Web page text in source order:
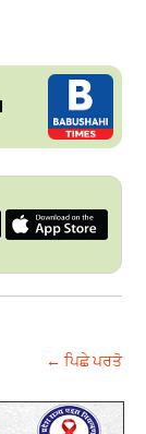
← ਪਿਛੇ ਪਰਤੋ